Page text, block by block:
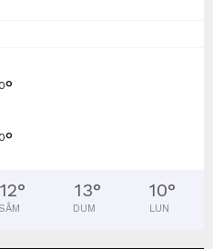
0°
0°
12°
SÂM
13°
DUM
10°
LUN